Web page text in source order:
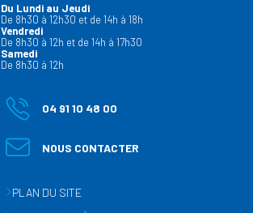
Du Lundi au Jeudi
De 8h30 à 12h30 et de 14h à 18h
Vendredi
De 8h30 à 12h et de 14h à 17h30
Samedi
De 8h30 à 12h
04 91 10 48 00
NOUS CONTACTER
PLAN DU SITE